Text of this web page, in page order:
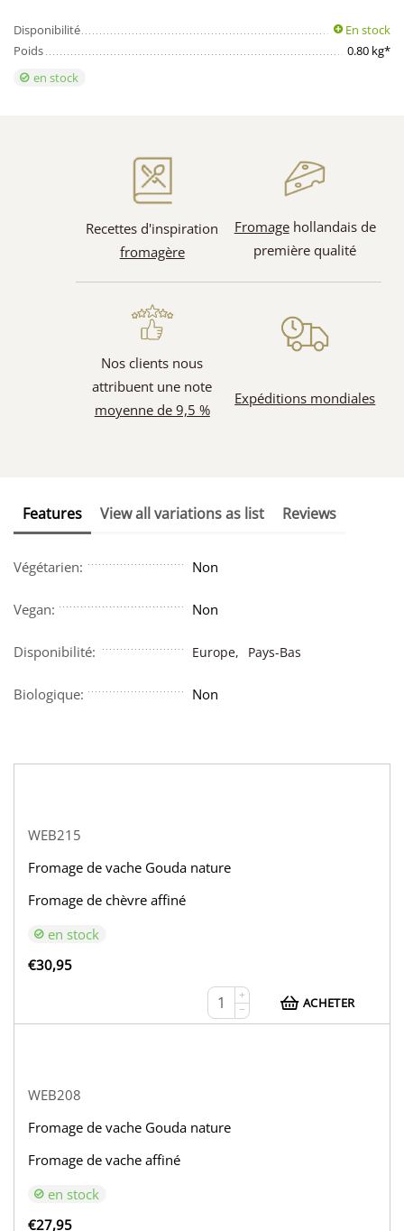
Disponibilité
En stock
Poids
0.80 kg*
en stock
Recettes d'inspiration
fromagère
Fromagehollandais de
première qualité
Nos clients nous
attribuent une note
moyenne de 9,5 %
Expéditions mondiales
Features View all variations as list Reviews
Végétarien: Non
Vegan: Non
Disponibilité: Europe, Pays-Bas
Biologique: Non
WEB215
Fromage de vache Gouda nature
Fromage de chèvre affiné
en stock
€30,95
+
−
ACHETER
WEB208
Fromage de vache Gouda nature
Fromage de vache affiné
en stock
€27,95